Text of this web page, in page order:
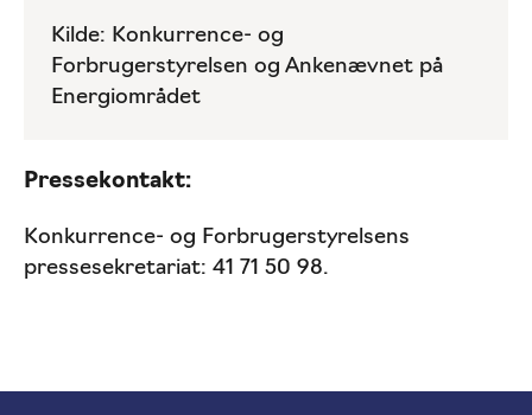
Kilde: Konkurrence- og
Forbrugerstyrelsen og Ankenævnet på
Energiområdet
Pressekontakt:
Konkurrence- og Forbrugerstyrelsens
pressesekretariat: 41 71 50 98.